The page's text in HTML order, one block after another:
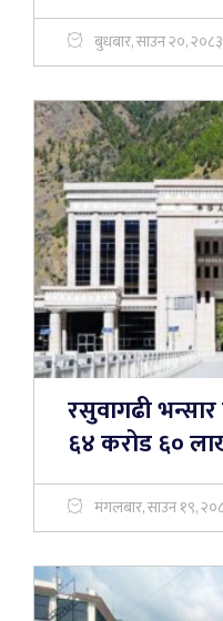
बुधबार, साउन २०, २०८३
रसुवागढी भन्सार
६४ करोड ६०
मंगलबार, साउन १९,